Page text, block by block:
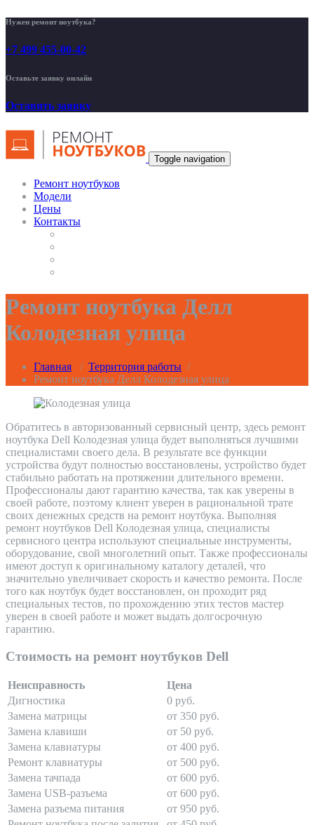
Нужен ремонт ноутбука?
+7 499 455-00-42
Оставьте заявку онлайн
Оставить заявку
Toggle navigation
Ремонт ноутбуков
Модели
Цены
Контакты
Ремонт ноутбука Делл
Колодезная улица
Главная / Территория работы /
Ремонт ноутбука Делл Колодезная улица
Обратитесь в авторизованный сервисный центр, здесь ремонт
ноутбука Dell Колодезная улица будет выполняться лучшими
специалистами своего дела. В результате все функции
устройства будут полностью восстановлены, устройство будет
стабильно работать на протяжении длительного времени.
Профессионалы дают гарантию качества, так как уверены в
своей работе, поэтому клиент уверен в рациональной трате
своих денежных средств на ремонт ноутбука. Выполняя
ремонт ноутбуков Dell Колодезная улица, специалисты
сервисного центра используют специальные инструменты,
оборудование, свой многолетний опыт. Также профессионалы
имеют доступ к оригинальному каталогу деталей, что
значительно увеличивает скорость и качество ремонта. После
того как ноутбук будет восстановлен, он проходит ряд
специальных тестов, по прохождению этих тестов мастер
уверен в своей работе и может выдать долгосрочную
гарантию.
Стоимость на ремонт ноутбуков Dell
Неисправность
Цена
Дигностика
0 руб.
Замена матрицы
от 350 руб.
Замена клавиши
от 50 руб.
Замена клавиатуры
от 400 руб.
Ремонт клавиатуры
от 500 руб.
Замена тачпада
от 600 руб.
Замена USB-разъема
от 600 руб.
Замена разъема питания
от 950 руб.